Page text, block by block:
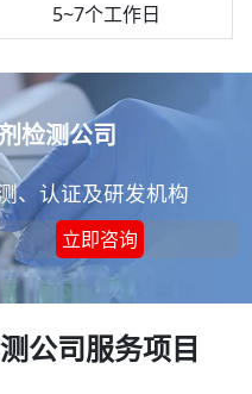
5~7个工作日
检测公司
、认证及研发机构
立即咨询
公司服务项目